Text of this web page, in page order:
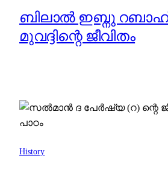
ബിലാൽ ഇബ്നു
മുവദ്ദിന്റെ ജീവിതം
History